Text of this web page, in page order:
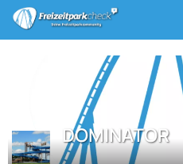
DOMINATOR